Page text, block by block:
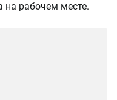
рабочем месте.